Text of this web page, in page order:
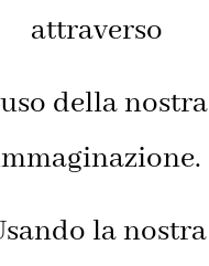
attraverso
della nostra
la nostra